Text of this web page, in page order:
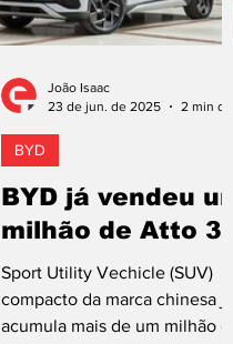
BYD já vendeu um
milhão de Atto 3
Sport Utility Vechicle (SUV)
compacto da marca chinesa já
acumula mais de um milhão de
BYD
João Isaac
23 de jun. de 2025